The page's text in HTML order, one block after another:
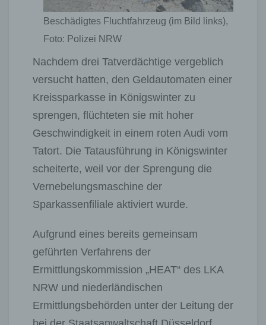
Beschädigtes Fluchtfahrzeug (im Bild links),
Foto: Polizei NRW
Nachdem drei Tatverdächtige vergeblich
versucht hatten, den Geldautomaten einer
Kreissparkasse in Königswinter zu
sprengen, flüchteten sie mit hoher
Geschwindigkeit in einem roten Audi vom
Tatort. Die Tatausführung in Königswinter
scheiterte, weil vor der Sprengung die
Vernebelungsmaschine der
Sparkassenfiliale aktiviert wurde.
Aufgrund eines bereits gemeinsam
geführten Verfahrens der
Ermittlungskommission „HEAT“ des LKA
NRW und niederländischen
Ermittlungsbehörden unter der Leitung der